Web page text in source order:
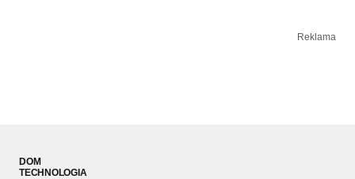
Reklama
DOM
TECHNOLOGIA